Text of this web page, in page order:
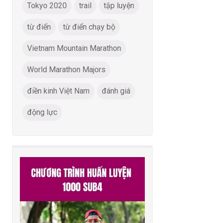
Tokyo 2020 trail tập luyện
từ điển từ điển chạy bộ
Vietnam Mountain Marathon
World Marathon Majors
điền kinh Việt Nam đánh giá
động lực